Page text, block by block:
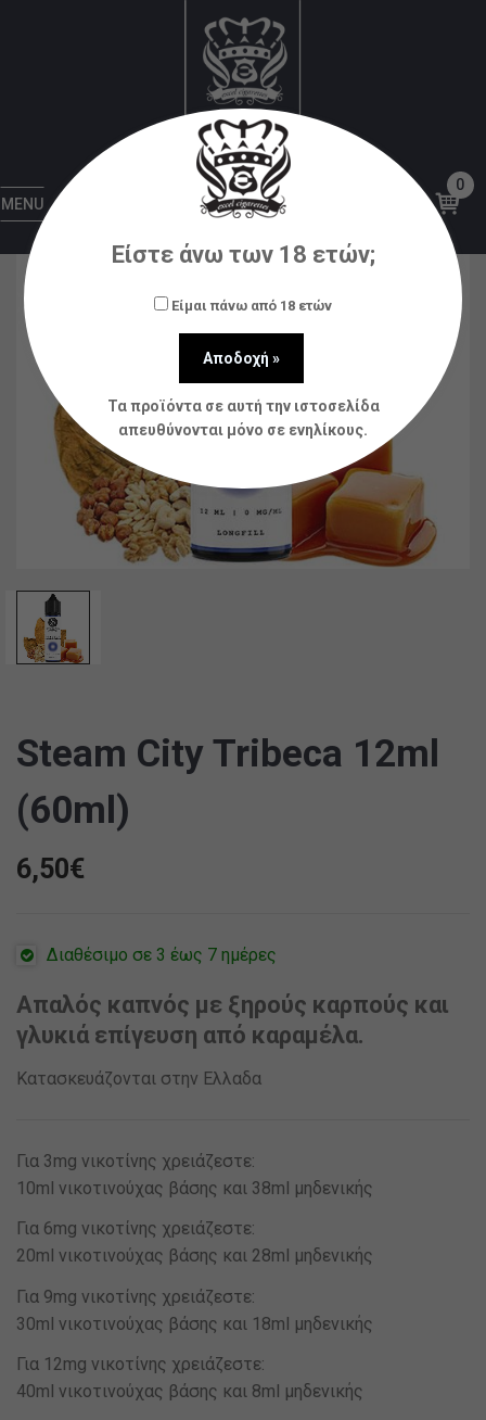
MENU
0
Υγρά αναπλήρωσης (flavorshots)
Steam City Tribeca 12ml (60ml)
Steam City Tribeca 12ml
(60ml)
6,50€
Διαθέσιμο σε 3 έως 7 ημέρες
Απαλός καπνός με ξηρούς καρπούς και
γλυκιά επίγευση από καραμέλα.
Κατασκευάζονται στην Ελλαδα
Για 3mg νικοτίνης χρειάζεστε:
10ml νικοτινούχας βάσης και 38ml μηδενικής
Για 6mg νικοτίνης χρειάζεστε:
20ml νικοτινούχας βάσης και 28ml μηδενικής
Για 9mg νικοτίνης χρειάζεστε:
30ml νικοτινούχας βάσης και 18ml μηδενικής
Για 12mg νικοτίνης χρειάζεστε:
40ml νικοτινούχας βάσης και 8ml μηδενικής
Είστε άνω των 18 ετών;
Είμαι πάνω από 18 ετών
Τα προϊόντα σε αυτή την ιστοσελίδα
απευθύνονται μόνο σε ενηλίκους.